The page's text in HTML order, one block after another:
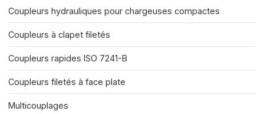
Coupleurs hydrauliques pour chargeuses compactes
Coupleurs à clapet filetés
Coupleurs rapides ISO 7241-B
Coupleurs filetés à face plate
Multicouplages